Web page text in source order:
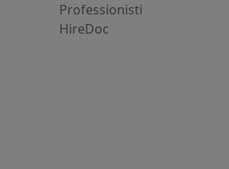
Professionisti
HireDoc